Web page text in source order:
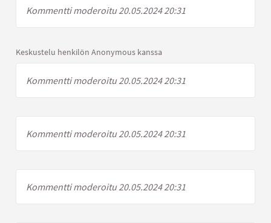
Kommentti moderoitu 20.05.2024 20:31
Keskustelu henkilön Anonymous kanssa
Kommentti moderoitu 20.05.2024 20:31
Kommentti moderoitu 20.05.2024 20:31
Kommentti moderoitu 20.05.2024 20:31